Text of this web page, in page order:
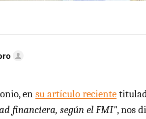
en su artículo reciente
financiera, según el FMI", nos